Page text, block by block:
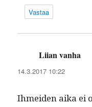
Vastaa
Liian vanha
14.3.2017 10:22
Ihmei­den aika ei